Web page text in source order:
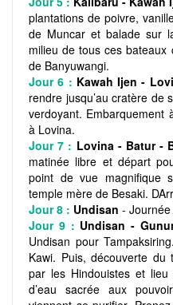
plantations de poivre,
de Muncar et balade sur
milieu de tous ces
de Banyuwangi.
Jour 6 : Kawah Ijen -
rendre jusqu’au cratère de
verdoyant.
à Lovina.
Jour 7 : Lovina - Batur -
matinée libre et départ
point de vue magnifique
temple mère de Besaki.
Jour 8 : Undisan -
Jour 9 : Undisan -
Undisan pour
Kawi. Puis, découverte
par les Hindouistes et
d’eau sacrée aux